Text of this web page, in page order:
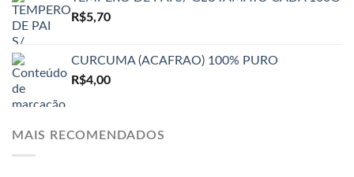
R$5,70
CURCUMA (ACAFRAO) 100% PURO
R$4,00
MAIS RECOMENDADOS